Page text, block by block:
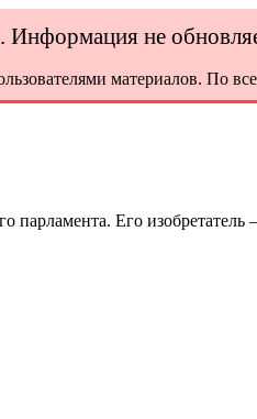
Информация не
материалов. По
парламента. Его